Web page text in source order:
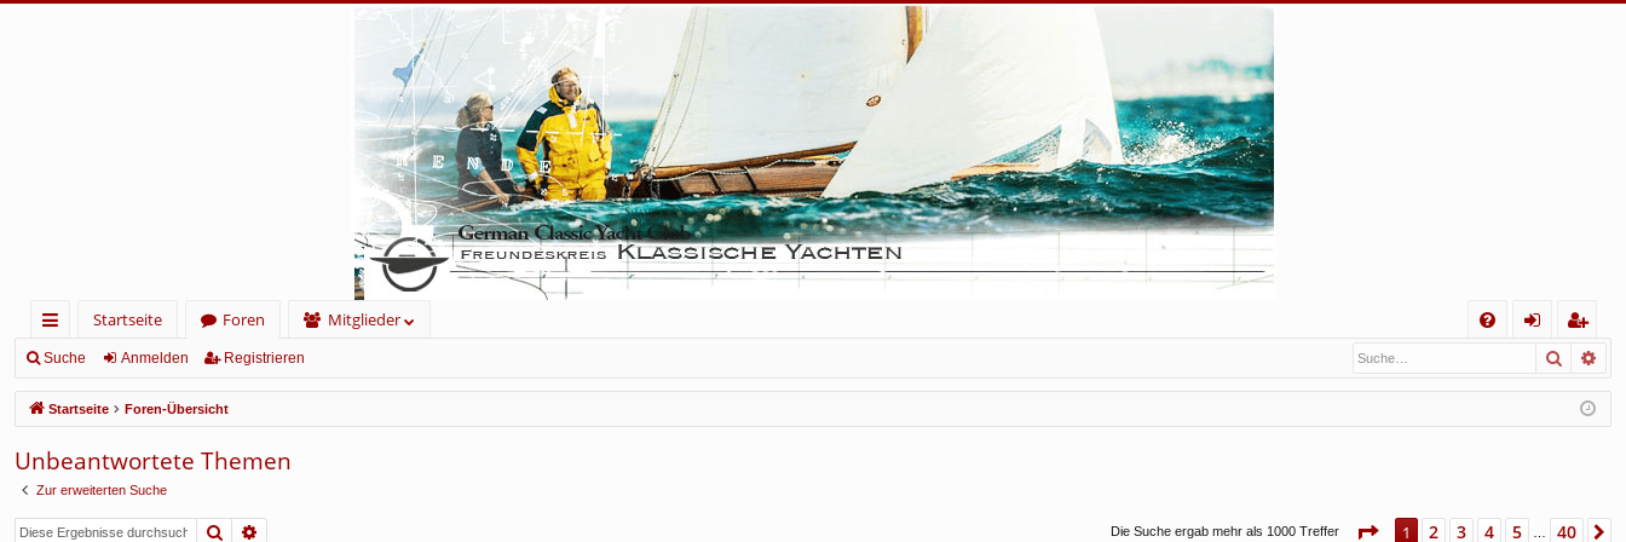
ch
ne
llz
ug
Startseite Foren
Mitglieder
Q
m
el
eg
ist
rie
Suche Anmelden Registrieren Suche
Startseite Foren-Übersicht
Unbeantwortete Themen
Zur erweiterten Suche
Suche Die Suche ergab mehr als 1000 Treffer Seite 1von 40
1 2 3 4 5 … 40